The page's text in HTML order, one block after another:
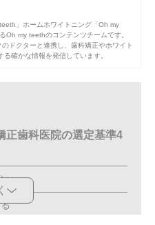
」ホームホワイトニング「Oh my
Oh my teethのコンテンツチームです。
ドクターと連携し、歯科矯正やホワイト
る確かな情報を発信しています。
正歯科医院の選定基準4